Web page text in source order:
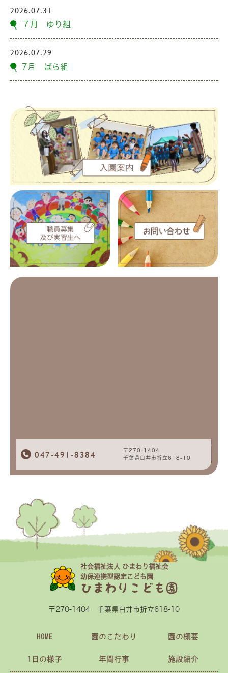
2026.07.31
７月 ゆり組
2026.07.29
7月 ばら組
047-491-8384
〒270-1404
千葉県白井市折立618-10
社会福祉法人 ひまわり福祉会
幼保連携型認定こども園
ひまわりこども園
〒270-1404 千葉県白井市折立618-10
HOME 園のこだわり 園の概要
1日の様子 年間行事 施設紹介